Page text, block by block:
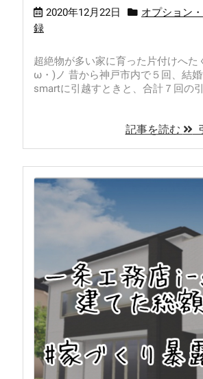
2020年12月22日 オプション
録
超絶物が多い家に育った片付けへた
ω・)ノ 昔から神戸市内で５回、結
smartに引越すときと、合計７回の
記事を読む